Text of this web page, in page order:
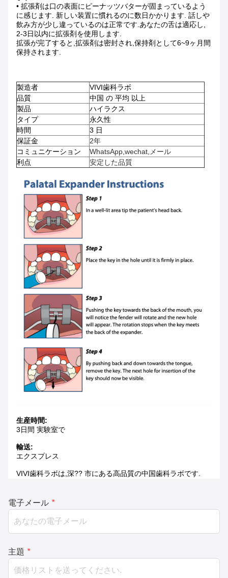
• 拡張剤は口の表面にピーナッツバターが固まっているよう
に感じます. 新しい装置に慣れるのに数日かかります. 話しや
飲み方が少し違っているのは正常です.あなたの舌は適応し,
2-3日以内に拡張剤を使用します.
拡張が完了すると,拡張剤は密封され,保持剤として6~9ヶ月間
保持されます.
製造者
VIVI歯科ラボ
品質
中国 の 平均 以上
製品
ハイラクス
タイプ
永久性
時間
3 日
保証金
2年
コミュニケーション
WhatsApp,wechat,メール
利点
安定した品質
生産時間:
3日間 実験室で
輸送:
エクスプレス
VIVI歯科ラボは,深?? 市にある高品質の中国歯科ラボです.
電子メール *
主題 *